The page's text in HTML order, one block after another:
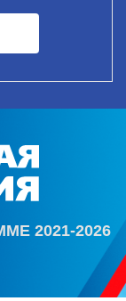
2021-2026